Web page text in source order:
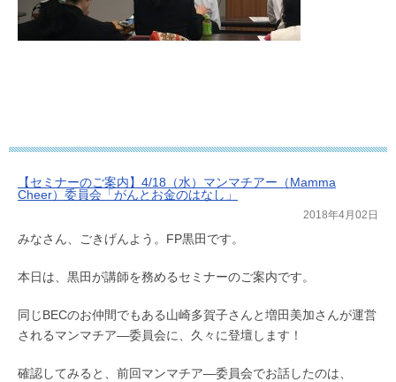
【セミナーのご案内】4/18（水）マンマチアー（Mamma
Cheer）委員会「がんとお金のはなし」
2018年4月02日
みなさん、ごきげんよう。FP黒田です。
本日は、黒田が講師を務めるセミナーのご案内です。
同じBECのお仲間でもある山崎多賀子さんと増田美加さんが運営
されるマンマチア―委員会に、久々に登壇します！
確認してみると、前回マンマチア―委員会でお話したのは、